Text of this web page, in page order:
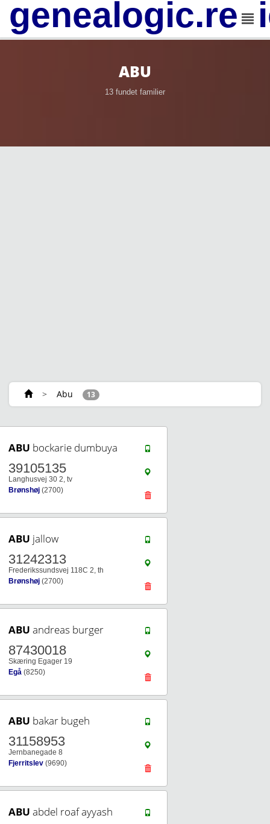
ABU
13 fundet familier
> Abu 13
ABU bockarie dumbuya
39105135
Langhusvej 30 2, tv
Brønshøj (2700)
ABU jallow
31242313
Frederikssundsvej 118C 2, th
Brønshøj (2700)
ABU andreas burger
87430018
Skæring Egager 19
Egå (8250)
ABU bakar bugeh
31158953
Jernbanegade 8
Fjerritslev (9690)
ABU abdel roaf ayyash